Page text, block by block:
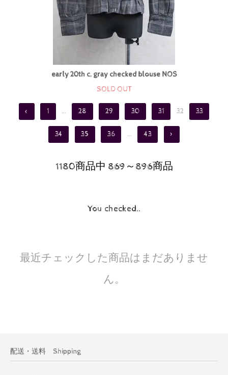
early 20th c. gray checked blouse NOS
SOLD OUT
< 1 ... 28 29 30 31 32 33
34 35 36 ... 43 >
1180商品中 869～896商品
You checked..
最近チェックした商品はまだありませ
ん。
配送・送料 Shipping